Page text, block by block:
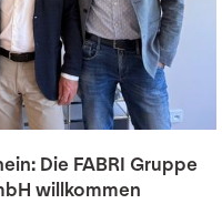
Die FABRI Gruppe
willkommen